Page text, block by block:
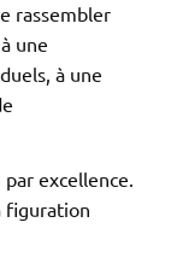
rassembler
une
à une
excellence.
figuration